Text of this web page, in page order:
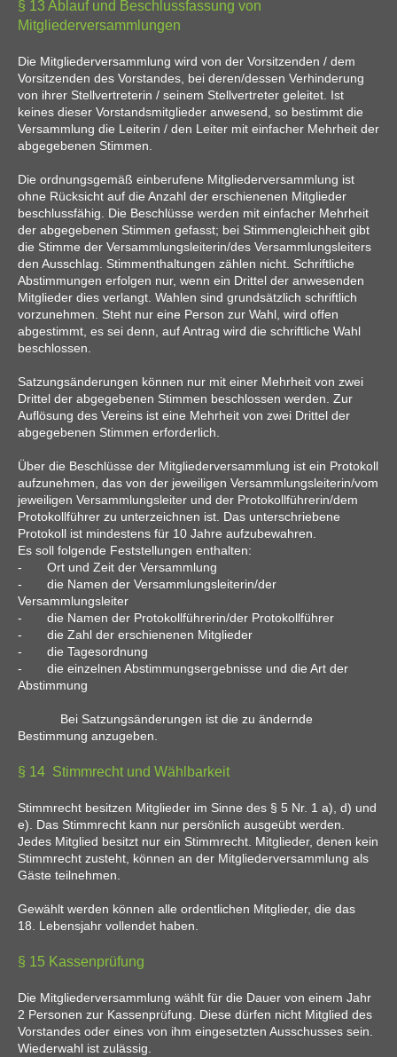
§ 13 Ablauf und Beschlussfassung von
Mitgliederversammlungen
Die Mitgliederversammlung wird von der Vorsitzenden / dem
Vorsitzenden des Vorstandes, bei deren/dessen Verhinderung
von ihrer Stellvertreterin / seinem Stellvertreter geleitet. Ist
keines dieser Vorstandsmitglieder anwesend, so bestimmt die
Versammlung die Leiterin / den Leiter mit einfacher Mehrheit der
abgegebenen Stimmen.
Die ordnungsgemäß einberufene Mitgliederversammlung ist
ohne Rücksicht auf die Anzahl der erschienenen Mitglieder
beschlussfähig. Die Beschlüsse werden mit einfacher Mehrheit
der abgegebenen Stimmen gefasst; bei Stimmengleichheit gibt
die Stimme der Versammlungsleiterin/des Versammlungsleiters
den Ausschlag. Stimmenthaltungen zählen nicht. Schriftliche
Abstimmungen erfolgen nur, wenn ein Drittel der anwesenden
Mitglieder dies verlangt. Wahlen sind grundsätzlich schriftlich
vorzunehmen. Steht nur eine Person zur Wahl, wird offen
abgestimmt, es sei denn, auf Antrag wird die schriftliche Wahl
beschlossen.
Satzungsänderungen können nur mit einer Mehrheit von zwei
Drittel der abgegebenen Stimmen beschlossen werden. Zur
Auflösung des Vereins ist eine Mehrheit von zwei Drittel der
abgegebenen Stimmen erforderlich.
Über die Beschlüsse der Mitgliederversammlung ist ein Protokoll
aufzunehmen, das von der jeweiligen Versammlungsleiterin/vom
jeweiligen Versammlungsleiter und der Protokollführerin/dem
Protokollführer zu unterzeichnen ist. Das unterschriebene
Protokoll ist mindestens für 10 Jahre aufzubewahren.
Es soll folgende Feststellungen enthalten:
- Ort und Zeit der Versammlung
- die Namen der Versammlungsleiterin/der
Versammlungsleiter
- die Namen der Protokollführerin/der Protokollführer
- die Zahl der erschienenen Mitglieder
- die Tagesordnung
- die einzelnen Abstimmungsergebnisse und die Art der
Abstimmung
Bei Satzungsänderungen ist die zu ändernde
Bestimmung anzugeben.
§ 14 Stimmrecht und Wählbarkeit
Stimmrecht besitzen Mitglieder im Sinne des § 5 Nr. 1 a), d) und
e). Das Stimmrecht kann nur persönlich ausgeübt werden.
Jedes Mitglied besitzt nur ein Stimmrecht. Mitglieder, denen kein
Stimmrecht zusteht, können an der Mitgliederversammlung als
Gäste teilnehmen.
Gewählt werden können alle ordentlichen Mitglieder, die das
18. Lebensjahr vollendet haben.
§ 15 Kassenprüfung
Die Mitgliederversammlung wählt für die Dauer von einem Jahr
2 Personen zur Kassenprüfung. Diese dürfen nicht Mitglied des
Vorstandes oder eines von ihm eingesetzten Ausschusses sein.
Wiederwahl ist zulässig.